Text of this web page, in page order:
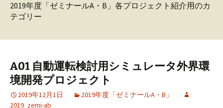
2019年度「ゼミナールA・B」各プロジェクト紹介用のカ
テゴリー
A01 自動運転検討用シミュレータ外界環
境開発プロジェクト
2019年12月1日
2019年度「ゼミナールA・B」
2019_zemi-ab